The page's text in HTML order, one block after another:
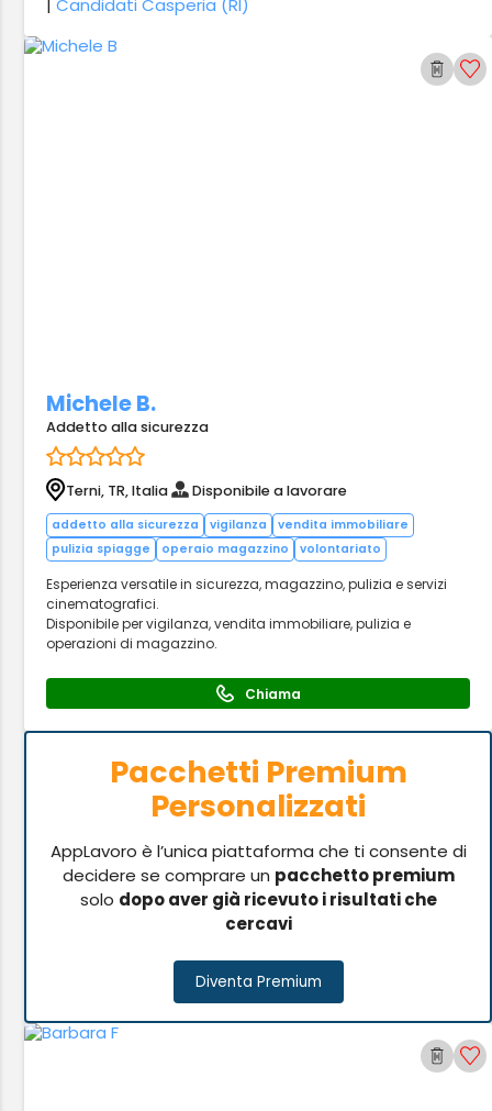
|Candidati Casperia (RI)
Michele B.
Addetto alla sicurezza
Terni, TR, Italia Disponibile a lavorare
addetto alla sicurezza vigilanza
vendita immobiliare
pulizia spiagge
operaio magazzino volontariato
Esperienza versatile in sicurezza, magazzino, pulizia e servizi
cinematografici.
Disponibile per vigilanza, vendita immobiliare, pulizia e
operazioni di magazzino.
Chiama
Pacchetti Premium
Personalizzati
AppLavoro è l’unica piattaforma che ti consente di
decidere se comprare un pacchetto premium
solo dopo aver già ricevuto i risultati che
cercavi
Diventa Premium